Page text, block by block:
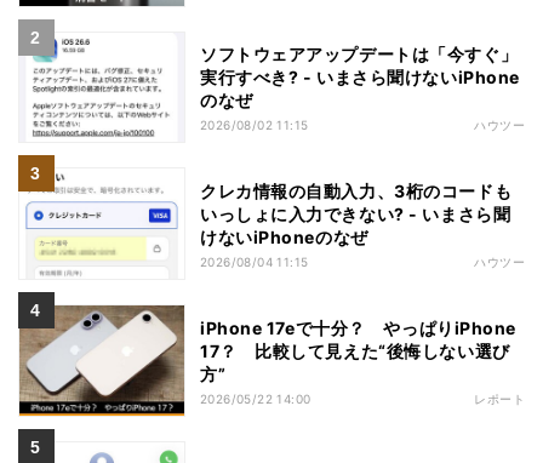
ソフトウェアアップデートは「今すぐ」
実行すべき? - いまさら聞けないiPhone
のなぜ
2026/08/02 11:15 ハウツー
クレカ情報の自動入力、3桁のコードも
いっしょに入力できない? - いまさら聞
けないiPhoneのなぜ
2026/08/04 11:15 ハウツー
iPhone 17eで十分？ やっぱりiPhone
17？ 比較して見えた“後悔しない選び
方”
2026/05/22 14:00 レポート